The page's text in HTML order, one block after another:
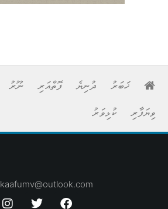
ޚަބަރު ދުނިޔެ ފޮތްއަރި ނޫރު
ވިޔަފާރި ކުޅިވަރު
kaafumv@outlook.com